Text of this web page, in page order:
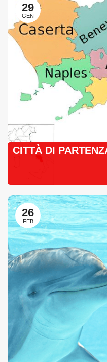
29
GEN
CITTÀ DI
26
FEB